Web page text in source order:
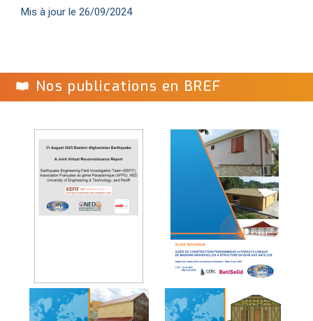
Mis à jour le 26/09/2024
Nos publications en BREF